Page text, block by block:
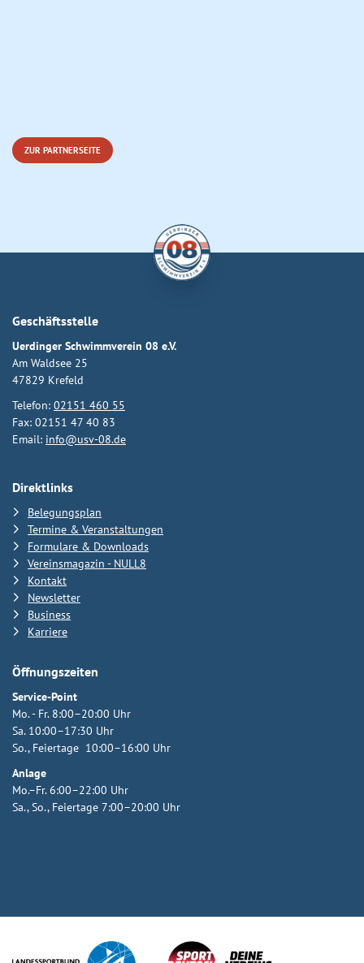
ZUR PARTNERSEITE
Geschäftsstelle
Uerdinger Schwimmverein 08 e.V.
Am Waldsee 25
47829 Krefeld
Telefon: 02151 460 55
Fax: 02151 47 40 83
Email: info@usv-08.de
Direktlinks
Belegungsplan
Termine & Veranstaltungen
Formulare & Downloads
Vereinsmagazin - NULL8
Kontakt
Newsletter
Business
Karriere
Öffnungszeiten
Service-Point
Mo. - Fr. 8:00–20:00 Uhr
Sa. 10:00–17:30 Uhr
So., Feiertage 10:00–16:00 Uhr
Anlage
Mo.–Fr. 6:00–22:00 Uhr
Sa., So., Feiertage 7:00–20:00 Uhr